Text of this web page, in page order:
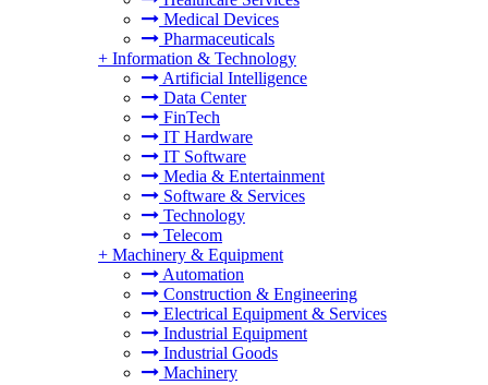
Medical Devices
Pharmaceuticals
+ Information & Technology
Artificial Intelligence
Data Center
FinTech
IT Hardware
IT Software
Media & Entertainment
Software & Services
Technology
Telecom
+ Machinery & Equipment
Automation
Construction & Engineering
Electrical Equipment & Services
Industrial Equipment
Industrial Goods
Machinery